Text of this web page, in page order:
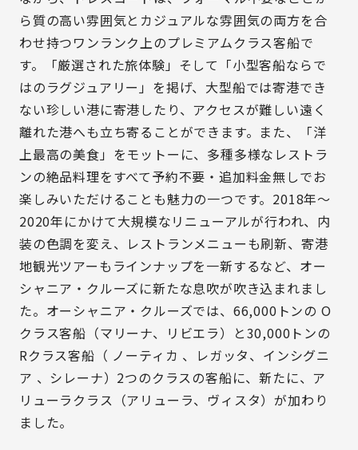
ら質の高い雰囲気とカジュアルな雰囲気の両方を合
わせ持つワンランク上のプレミアムクラス客船で
す。「厳選された旅体験」そして「小型客船ならで
はのラグジュアリー」を掲げ、大型船では寄港でき
ない珍しい港に寄港したり、アクセスが難しい遠く
離れた港へも立ち寄ることができます。また、「洋
上最高の美食」をモットーに、多種多様なレストラ
ンの絶品料理をすべて予約不要・追加料金無しでお
楽しみいただけることも魅力の一つです。2018年～
2020年にかけて大規模なリニューアルが行われ、内
装の色調を変え、レストランメニューも刷新、寄港
地観光ツアーもラインナップを一新するなど、オー
シャニア・クルーズに新たな息吹が吹き込まれまし
た。オーシャニア・クルーズでは、66,000トンの O
クラス客船（マリーナ、リビエラ）と30,000トンの
Rクラス客船（ ノーティカ 、レガッタ、インシグニ
ア 、シレーナ）2つのクラスの客船に、新たに、ア
リューラクラス（アリューラ、ヴィスタ）が加わり
ました。